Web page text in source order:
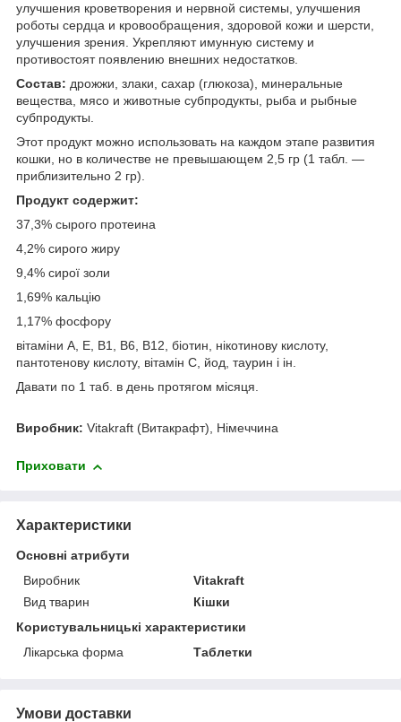
улучшения кроветворения и нервной системы, улучшения
роботы сердца и кровообращения, здоровой кожи и шерсти,
улучшения зрения. Укрепляют имунную систему и
противостоят появлению внешних недостатков.
Состав: дрожжи, злаки, сахар (глюкоза), минеральные
вещества, мясо и животные субпродукты, рыба и рыбные
субпродукты.
Этот продукт можно использовать на каждом этапе развития
кошки, но в количестве не превышающем 2,5 гр (1 табл. ―
приблизительно 2 гр).
Продукт содержит:
37,3% сырого протеина
4,2% сирого жиру
9,4% сирої золи
1,69% кальцію
1,17% фосфору
вітаміни A, E, B1, B6, B12, біотин, нікотинову кислоту,
пантотенову кислоту, вітамін С, йод, таурин і ін.
Давати по 1 таб. в день протягом місяця.
Виробник: Vitakraft (Витакрафт), Німеччина
Приховати
Характеристики
Основні атрибути
Виробник
Vitakraft
Вид тварин
Кішки
Користувальницькі характеристики
Лікарська форма
Таблетки
Умови доставки